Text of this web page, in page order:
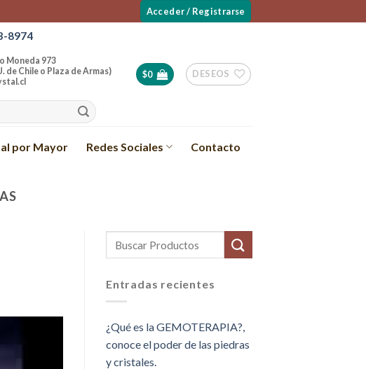
Acceder / Registrarse
8974
973
Chile o Plaza de Armas)
$0 DESEOS
por Mayor Redes Sociales Contacto
Entradas recientes
¿Qué es la GEMOTERAPIA?,
conoce el poder de las piedras
y cristales.